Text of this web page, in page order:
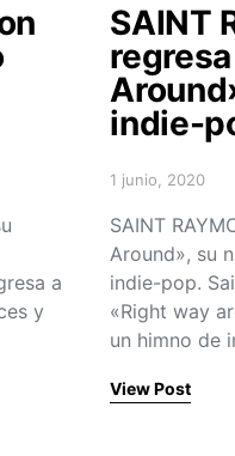
a
y
SAINT
indie-
Posted on
1 junio, 2020
SAINT
Around», su
indie-pop.
«Right way
un himno de
View Post